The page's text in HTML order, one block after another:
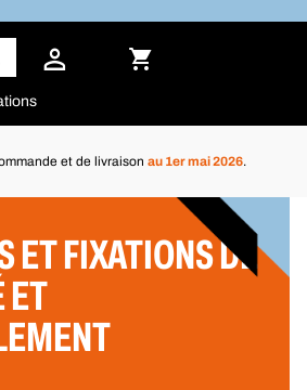
et de livraison au 1er mai 2026.
ET FIXATIONS DE
ET